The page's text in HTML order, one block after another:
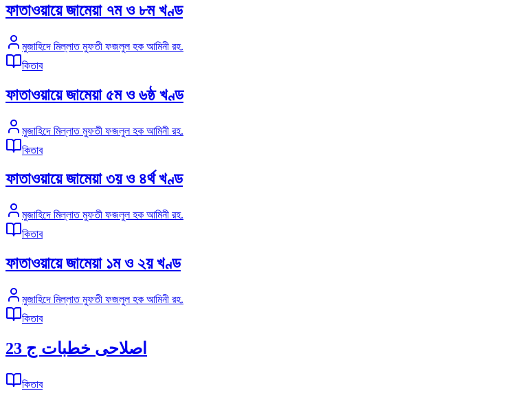
ফাতাওয়ায়ে জামেয়া ৭ম ও ৮ম খণ্ড
মুজাহিদে মিল্লাত মুফতী ফজলুল হক আমিনী রহ.
কিতাব
ফাতাওয়ায়ে জামেয়া ৫ম ও ৬ষ্ঠ খণ্ড
মুজাহিদে মিল্লাত মুফতী ফজলুল হক আমিনী রহ.
কিতাব
ফাতাওয়ায়ে জামেয়া ৩য় ও ৪র্থ খণ্ড
মুজাহিদে মিল্লাত মুফতী ফজলুল হক আমিনী রহ.
কিতাব
ফাতাওয়ায়ে জামেয়া ১ম ও ২য় খণ্ড
মুজাহিদে মিল্লাত মুফতী ফজলুল হক আমিনী রহ.
কিতাব
اصلاحى خطبات ج 23
কিতাব